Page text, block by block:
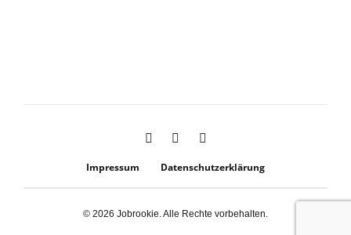
Impressum Datenschutzerklärung
© 2026 Jobrookie. Alle Rechte vorbehalten.